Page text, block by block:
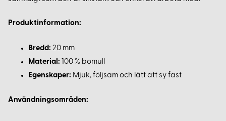
Produktinformation:
Bredd: 20 mm
Material: 100 % bomull
Egenskaper: Mjuk, följsam och lätt att sy fast
Användningsområden: